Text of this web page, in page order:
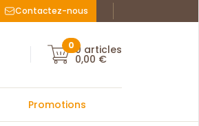
Contactez-nous Facebook : La
Instagram :
Mon compte
00 articles
0,00 €
Promotions